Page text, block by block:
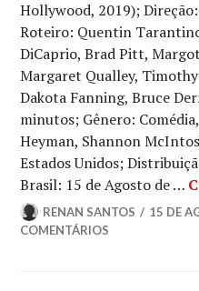
Hollywood, 2019);
Roteiro: Quentin
DiCaprio, Brad Pitt,
Margaret Qualley,
Dakota Fanning, Bruce
minutos; Gênero:
Heyman, Shannon
Estados Unidos;
Brasil: 15 de Agosto de …
RENAN SANTOS 15 DE
COMENTÁRIOS